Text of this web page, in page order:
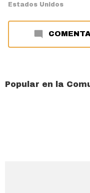
Estados Unidos
Popular en la